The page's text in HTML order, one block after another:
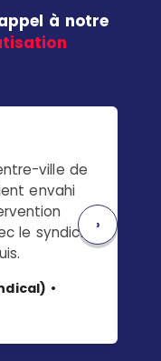
à notre
ville de
envahi
le syndic.
•
›